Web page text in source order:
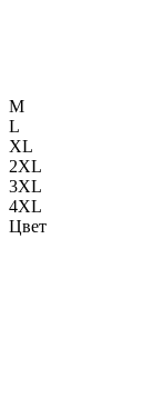
M
L
XL
2XL
3XL
4XL
Цвет